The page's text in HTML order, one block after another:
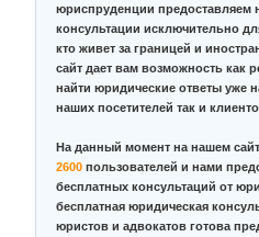
юриспруденции предоставляем
консультации исключительно
кто живет за границей и
сайт дает вам возможность как
найти юридические ответы уже
наших посетителей так и
На данный момент на нашем
2600 пользователей и нами
бесплатных консультаций от
бесплатная юридическая
юристов и адвокатов готова